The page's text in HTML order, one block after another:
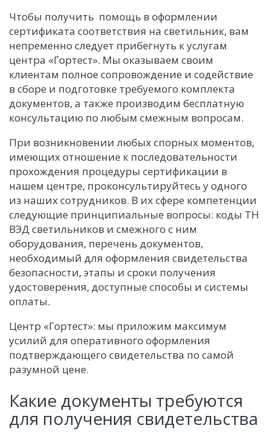
Чтобы получить помощь в оформлении
сертификата соответствия на светильник, вам
непременно следует прибегнуть к услугам
центра «Гортест». Мы оказываем своим
клиентам полное сопровождение и содействие
в сборе и подготовке требуемого комплекта
документов, а также производим бесплатную
консультацию по любым смежным вопросам.
При возникновении любых спорных моментов,
имеющих отношение к последовательности
прохождения процедуры сертификации в
нашем центре, проконсультируйтесь у одного
из наших сотрудников. В их сфере компетенции
следующие принципиальные вопросы: коды ТН
ВЭД светильников и смежного с ним
оборудования, перечень документов,
необходимый для оформления свидетельства
безопасности, этапы и сроки получения
удостоверения, доступные способы и системы
оплаты.
Центр «Гортест»: мы приложим максимум
усилий для оперативного оформления
подтверждающего свидетельства по самой
разумной цене.
Какие документы требуются
для получения свидетельства